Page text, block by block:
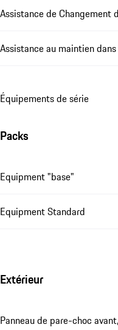
Assistance de Changement
Assistance au maintien
Équipements de série
Packs
Equipment "base"
Equipment Standard
Extérieur
Panneau de pare-choc